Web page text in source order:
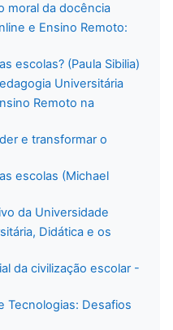
moral da docência
e Ensino Remoto:
escolas? (Paula Sibilia)
Universitária
Remoto na
e transformar o
escolas (Michael
da Universidade
Didática e os
da civilização escolar -
Tecnologias: Desafios